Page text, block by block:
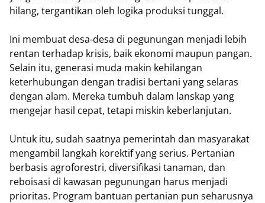
hilang, tergantikan oleh logika produksi tunggal.
Ini membuat desa-desa di pegunungan menjadi lebih
rentan terhadap krisis, baik ekonomi maupun pangan.
Selain itu, generasi muda makin kehilangan
keterhubungan dengan tradisi bertani yang selaras
dengan alam. Mereka tumbuh dalam lanskap yang
mengejar hasil cepat, tetapi miskin keberlanjutan.
Untuk itu, sudah saatnya pemerintah dan masyarakat
mengambil langkah korektif yang serius. Pertanian
berbasis agroforestri, diversifikasi tanaman, dan
reboisasi di kawasan pegunungan harus menjadi
prioritas. Program bantuan pertanian pun seharusnya